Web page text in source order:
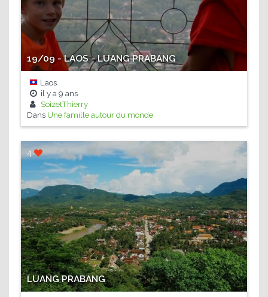
19/09 - LAOS - LUANG PRABANG
Laos
il y a 9 ans
SoizetThierry
Dans Une famille autour du monde
4
LUANG PRABANG